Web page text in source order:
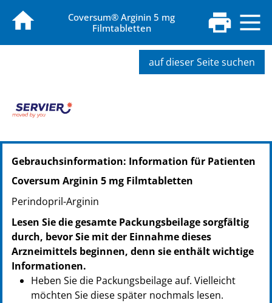
Coversum® Arginin 5 mg
Filmtabletten
auf dieser Seite suchen
PZN: 10032604
PPN: 111003260463
NTIN: 04150100326046
PPN: 111003261029
NTIN: 04150100326107
Gebrauchsinformation: Information für Patienten
Coversum Arginin 5 mg Filmtabletten
Perindopril-Arginin
Lesen Sie die gesamte Packungsbeilage sorgfältig
durch, bevor Sie mit der Einnahme dieses
Arzneimittels beginnen, denn sie enthält wichtige
Informationen.
Heben Sie die Packungsbeilage auf. Vielleicht
möchten Sie diese später nochmals lesen.